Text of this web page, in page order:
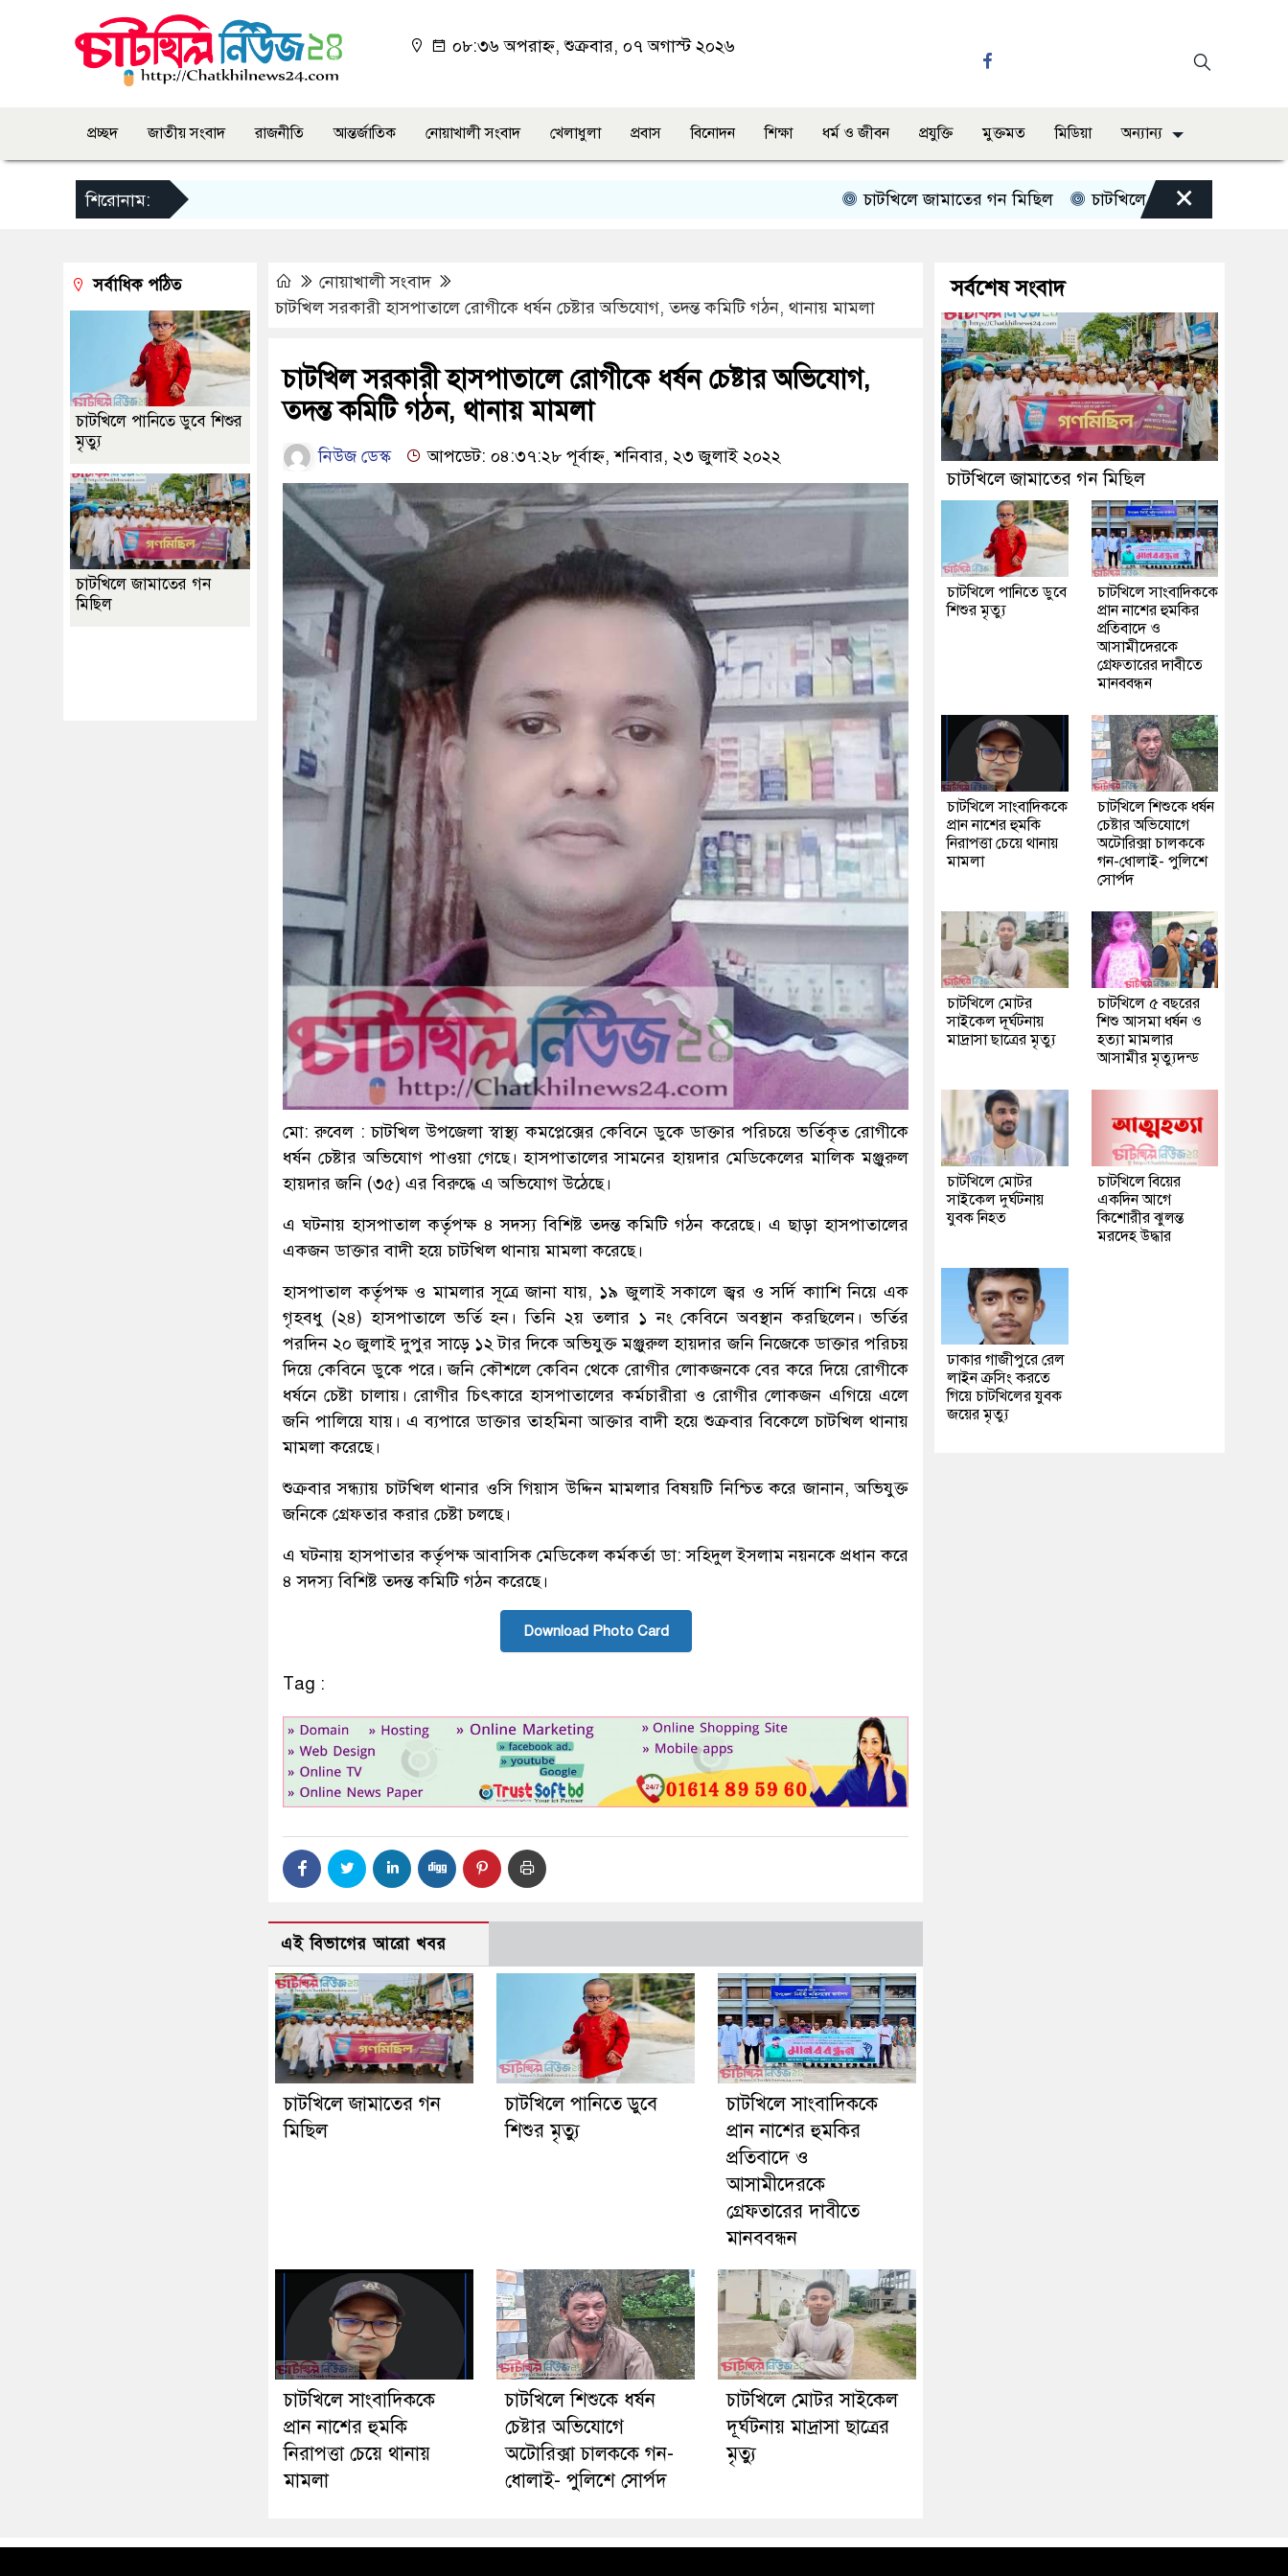
০৮:৩৬ অপরাহ্ন, শুক্রবার, ০৭ অগাস্ট ২০২৬
প্রচ্ছদ জাতীয় সংবাদ রাজনীতি আন্তর্জাতিক নোয়াখালী সংবাদ খেলাধুলা প্রবাস বিনোদন শিক্ষা ধর্ম ও জীবন প্রযুক্তি মুক্তমত মিডিয়া অন্যান্য
শিরোনাম: চাটখিলে জামাতের গন মিছিল চাটখিলে পানিতে ডুবে শিশুর মৃত্যু
×
নোয়াখালী সংবাদ
চাটখিল সরকারী হাসপাতালে রোগীকে ধর্ষন চেষ্টার অভিযোগ, তদন্ত কমিটি গঠন, থানায় মামলা
চাটখিল সরকারী হাসপাতালে রোগীকে ধর্ষন চেষ্টার অভিযোগ,
তদন্ত কমিটি গঠন, থানায় মামলা
নিউজ ডেস্ক আপডেট: ০৪:৩৭:২৮ পূর্বাহ্ন, শনিবার, ২৩ জুলাই ২০২২
মো: রু‌বেল : চাটখিল উপজেলা স্বাস্থ্য কমপ্লেক্সের কেবিনে ডুকে ডাক্তার পরিচয়ে ভর্তিকৃত রোগীকে
ধর্ষন চেষ্টার অভিযোগ পাওয়া গেছে। হাসপাতালের সামনের হায়দার মেডিকেলের মালিক মঞ্জুরুল
হায়দার জনি (৩৫) এর বিরুদ্ধে এ অভিযোগ উঠেছে।
এ ঘটনায় হাসপাতাল কর্তৃপক্ষ ৪ সদস্য বিশিষ্ট তদন্ত কমিটি গঠন করেছে। এ ছাড়া হাসপাতালের
একজন ডাক্তার বাদী হয়ে চাটখিল থানায় মামলা করেছে।
হাসপাতাল কর্তৃপক্ষ ও মামলার সূত্রে জানা যায়, ১৯ জুলাই সকালে জ্বর ও সর্দি কাাশি নিয়ে এক
গৃহবধু (২৪) হাসপাতালে ভর্তি হন। তিনি ২য় তলার ১ নং কেবিনে অবস্থান করছিলেন। ভর্তির
পরদিন ২০ জুলাই দুপুর সাড়ে ১২ টার দিকে অভিযুক্ত মঞ্জুরুল হায়দার জনি নিজেকে ডাক্তার পরিচয়
দিয়ে কেবিনে ডুকে পরে। জনি কৌশলে কেবিন থেকে রোগীর লোকজনকে বের করে দিয়ে রোগীকে
ধর্ষনে চেষ্টা চালায়। রোগীর চিৎকারে হাসপাতালের কর্মচারীরা ও রোগীর লোকজন এগিয়ে এলে
জনি পালিয়ে যায়। এ ব্যপারে ডাক্তার তাহমিনা আক্তার বাদী হয়ে শুক্রবার বিকেলে চাটখিল থানায়
মামলা করেছে।
শুক্রবার সন্ধ্যায় চাটখিল থানার ওসি গিয়াস উদ্দিন মামলার বিষয়টি নিশ্চিত করে জানান, অভিযুক্ত
জনিকে গ্রেফতার করার চেষ্টা চলছে।
এ ঘটনায় হাসপাতার কর্তৃপক্ষ আবাসিক মেডিকেল কর্মকর্তা ডা: সহিদুল ইসলাম নয়নকে প্রধান করে
৪ সদস্য বিশিষ্ট তদন্ত কমিটি গঠন করেছে।
Download Photo Card
Tag :
এই বিভাগের আরো খবর
চাটখিলে জামাতের গন
মিছিল
চাটখিলে পানিতে ডুবে
শিশুর মৃত্যু
চাটখিলে সাংবাদিককে
প্রান নাশের হুমকির
প্রতিবাদে ও
আসামীদেরকে
গ্রেফতারের দাবীতে
মানববন্ধন
চাটখিলে সাংবাদিককে
প্রান নাশের হুমকি
নিরাপত্তা চেয়ে থানায়
মামলা
চাটখিলে শিশুকে ধর্ষন
চেষ্টার অভিযোগে
অটোরিক্সা চালককে গন-
ধোলাই- পুলিশে সোর্পদ
চাটখিলে মোটর সাইকেল
দূর্ঘটনায় মাদ্রাসা ছাত্রের
মৃত্যু
সর্বাধিক পঠিত
চাটখিলে পানিতে ডুবে শিশুর
মৃত্যু
চাটখিলে জামাতের গন
মিছিল
সর্বশেষ সংবাদ
চাটখিলে জামাতের গন মিছিল
চাটখিলে পানিতে ডুবে
শিশুর মৃত্যু
চাটখিলে সাংবাদিককে
প্রান নাশের হুমকির
প্রতিবাদে ও
আসামীদেরকে
গ্রেফতারের দাবীতে
মানববন্ধন
চাটখিলে সাংবাদিককে
প্রান নাশের হুমকি
নিরাপত্তা চেয়ে থানায়
মামলা
চাটখিলে শিশুকে ধর্ষন
চেষ্টার অভিযোগে
অটোরিক্সা চালককে
গন-ধোলাই- পুলিশে
সোর্পদ
চাটখিলে মোটর
সাইকেল দূর্ঘটনায়
মাদ্রাসা ছাত্রের মৃত্যু
চাটখিলে ৫ বছরের
শিশু আসমা ধর্ষন ও
হত্যা মামলার
আসামীর মৃত্যুদন্ড
চাটখিলে মোটর
সাইকেল দুর্ঘটনায়
যুবক নিহত
চাটখিলে বিয়ের
একদিন আগে
কিশোরীর ঝুলন্ত
মরদেহ উদ্ধার
ঢাকার গাজীপুরে রেল
লাইন ক্রসিং করতে
গিয়ে চাটখিলের যুবক
জয়ের মৃত্যু